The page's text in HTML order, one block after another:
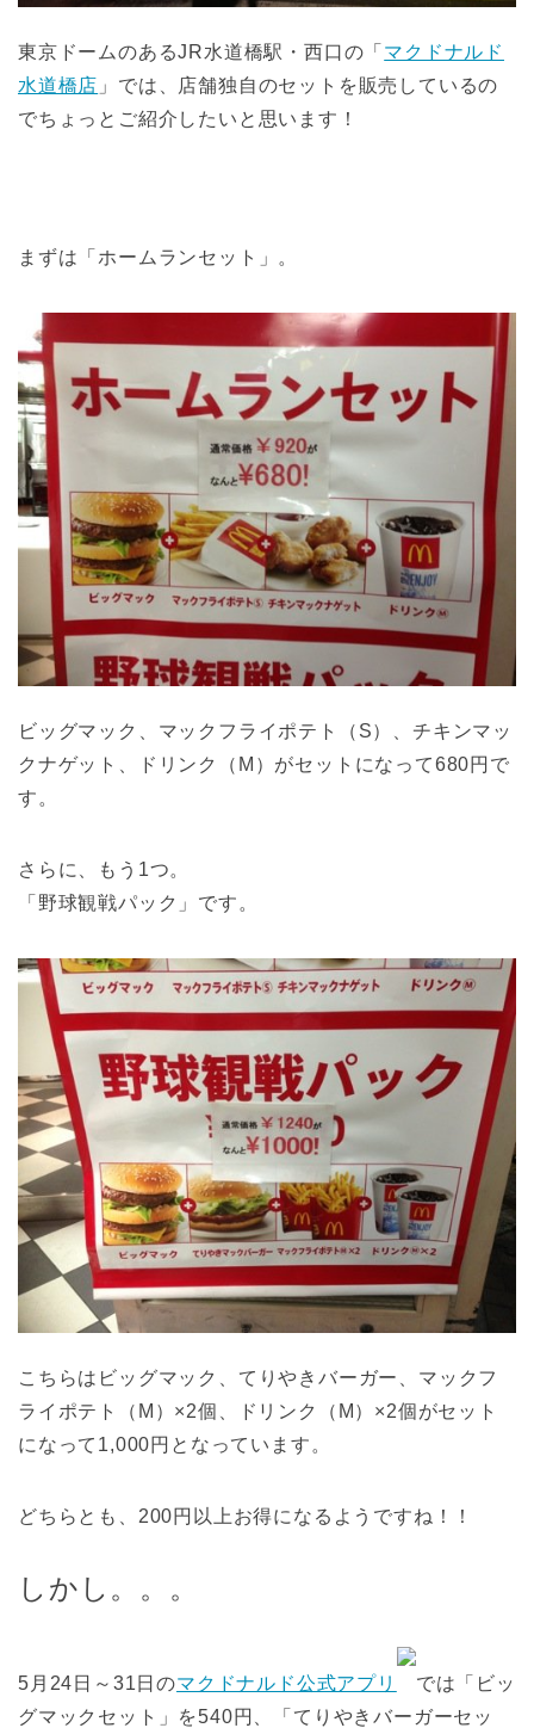
東京ドームのあるJR水道橋駅・西口の「 マクドナルド
水道橋店 」では、店舗独自のセットを販売しているの
でちょっとご紹介したいと思います！
まずは「ホームランセット」。
ビッグマック、マックフライポテト（S）、チキンマッ
クナゲット、ドリンク（M）がセットになって680円で
す。
さらに、もう1つ。
「野球観戦パック」です。
こちらはビッグマック、てりやきバーガー、マックフ
ライポテト（M）×2個、ドリンク（M）×2個がセット
になって1,000円となっています。
どちらとも、200円以上お得になるようですね！！
しかし。。。
5月24日～31日のマクドナルド公式アプリ
では「ビッ
グマックセット」を540円、「てりやきバーガーセッ